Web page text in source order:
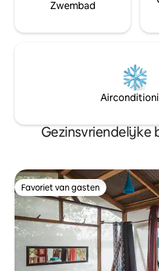
Zwembad
Gezinsvriendelijke
Favoriet van gasten
Favoriet van gasten